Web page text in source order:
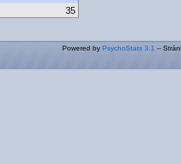
35
Powered by PsychoStats 3.1 --